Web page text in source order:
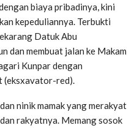
biaya pribadinya, kini
kepeduliannya. Terbukti
Datuk Abu
dan membuat jalan ke Makam
Kunpar dengan
(eksxavator-red).
ninik mamak yang merakyat
rakyatnya. Memang sosok